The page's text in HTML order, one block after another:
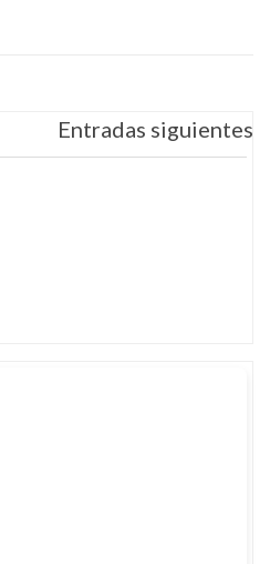
Entradas siguientes